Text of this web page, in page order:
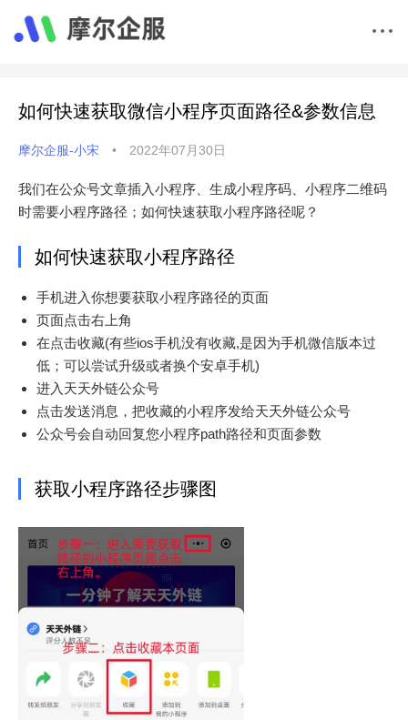
如何快速获取微信小程序页面路径&参数信息
摩尔企服-小宋 • 2022年07月30日
我们在公众号文章插入小程序、生成小程序码、小程序二维码
时需要小程序路径；如何快速获取小程序路径呢？
如何快速获取小程序路径
手机进入你想要获取小程序路径的页面
页面点击右上角
在点击收藏(有些ios手机没有收藏,是因为手机微信版本过
低；可以尝试升级或者换个安卓手机)
进入天天外链公众号
点击发送消息，把收藏的小程序发给天天外链公众号
公众号会自动回复您小程序path路径和页面参数
获取小程序路径步骤图